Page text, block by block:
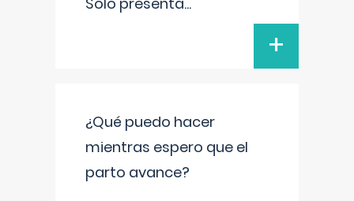
+
¿Qué puedo hacer
mientras espero que el
parto avance?